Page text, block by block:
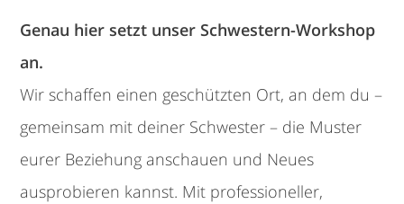
Genau hier setzt unser Schwestern-Workshop
an.
Wir schaffen einen geschützten Ort, an dem du –
gemeinsam mit deiner Schwester – die Muster
eurer Beziehung anschauen und Neues
ausprobieren kannst. Mit professioneller,